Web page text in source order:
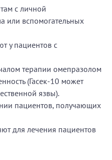
с личной
или вспомогательных
у пациентов с
терапии омепразолом
(Гасек-10 может
язвы).
пациентов, получающих
для лечения пациентов